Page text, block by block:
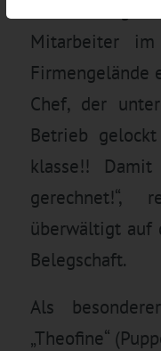
Mitarbeiter
Firmengelände
Chef, der
Betrieb
klasse!!
überwältigt auf
Belegschaft.
Als
„Theofine“